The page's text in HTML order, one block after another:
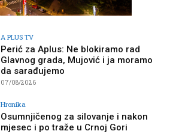
A PLUS TV
Perić za Aplus: Ne blokiramo rad
Glavnog grada, Mujović i ja moramo
da sarađujemo
07/08/2026
Hronika
Osumnjičenog za silovanje i nakon
mjesec i po traže u Crnoj Gori